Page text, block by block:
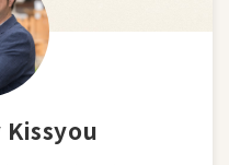
Kissyou